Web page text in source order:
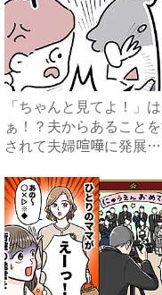
「ちゃんと見てよ！」は
ぁ！？夫からあること
されて夫婦喧嘩に発展